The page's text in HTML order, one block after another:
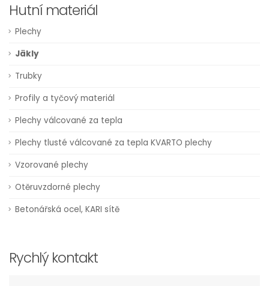
Hutní materiál
Plechy
Jäkly
Trubky
Profily a tyčový materiál
Plechy válcované za tepla
Plechy tlusté válcované za tepla KVARTO plechy
Vzorované plechy
Otěruvzdorné plechy
Betonářská ocel, KARI sítě
Rychlý kontakt